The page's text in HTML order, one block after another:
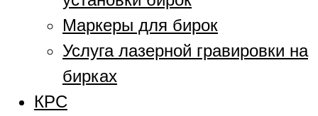
Маркеры для бирок
Услуга лазерной гравировки на
бирках
КРС